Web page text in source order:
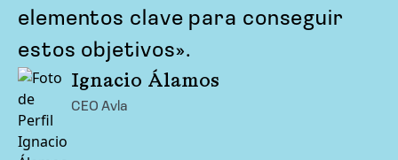
elementos clave para conseguir
estos objetivos».
Ignacio Álamos
CEO Avla